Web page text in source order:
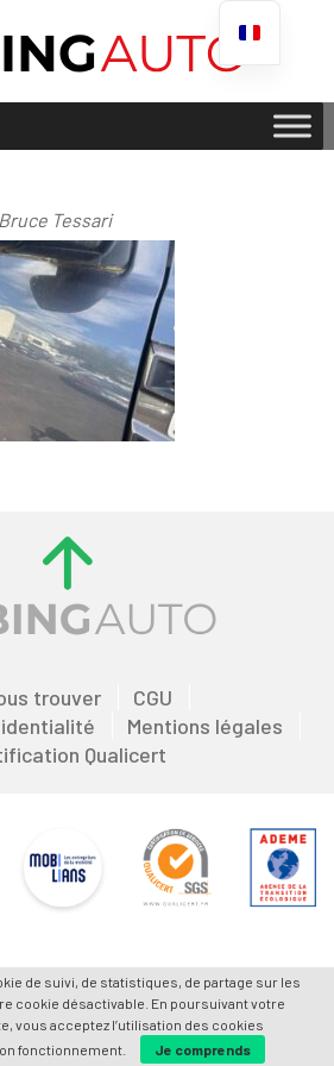
Bruce Tessari
trouver
CGU
Mentions légales
Qualicert
de suivi, de statistiques, de partage sur les
cookie désactivable. En poursuivant votre
vous acceptez l’utilisation des cookies
fonctionnement.
Je comprends